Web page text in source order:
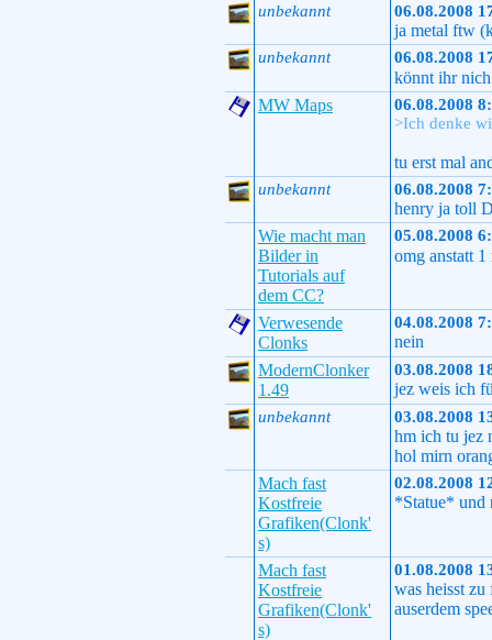
unbekannt 06.08.2008
ja metal ftw
unbekannt 06.08.2008
könnt ihr
MW Maps
06.08.2008
>Ich denke
tu erst mal
unbekannt 06.08.2008
henry ja toll
Wie macht man
Bilder in
Tutorials auf
dem CC?
05.08.2008
omg anstatt
Verwesende
Clonks
04.08.2008
nein
ModernClonker
1.49
03.08.2008
jez weis ich
unbekannt 03.08.2008
hm ich tu jez
hol mirn
Mach fast
Kostfreie
Grafiken(Clonk'
s)
02.08.2008
*Statue* und
Mach fast
Kostfreie
Grafiken(Clonk'
s)
01.08.2008
was heisst zu
auserdem